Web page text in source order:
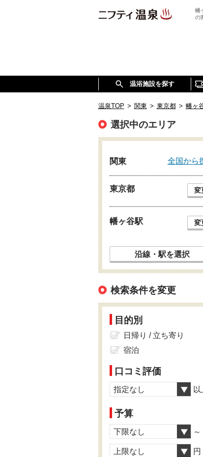
幡
の
温浴施設を探す
温泉TOP > 関東 > 東京都 > 幡ヶ
選択中のエリア
関東 全国から
東京都 変
幡ヶ谷駅 変
沿線・駅を選択
検索条件を変更
目的別
日帰り / 立ち寄り
宿泊
口コミ評価
指定なし 以
予算
下限なし ～
上限なし 円